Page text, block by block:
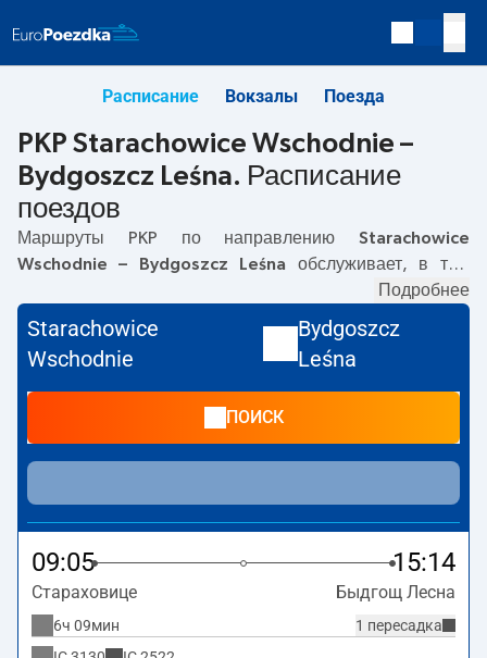
Расписание Вокзалы Поезда
PKP Starachowice Wschodnie –
Bydgoszcz Leśna. Расписание
поездов
Маршруты PKP по направлению Starachowice
Wschodnie – Bydgoszcz Leśna обслуживает, в том
. Первый поезд отправляется в09:05с
вокзала PKP Starachowice Wschodnie. Последний поезд
до Bydgoszcz Leśna отправляется в 09:05. В настоящее
время по маршруту
Starachowice Wschodnie
Leśnaне курсируют другие поезда перевозчика PKP
Bydgoszcz Leśna.
Подробнее
Starachowice
Wschodnie
Bydgoszcz
Leśna
ПОИСК
09:05 15:14
Стараховице Быдгощ Лесна
1 пересадка
6ч 09мин